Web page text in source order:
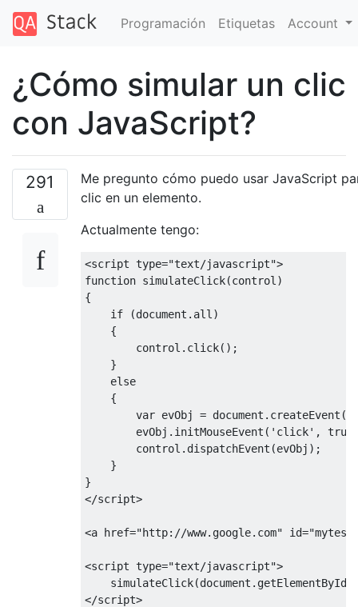
Programación Etiquetas Account
¿Cómo simular un clic
con JavaScript?
291
Me pregunto cómo puedo usar JavaScript
clic en un elemento.
Actualmente tengo:
<script type="text/javascript">
function simulateClick(control )
{
if
(document . all )
{
        control
. click();
}
else
{
var evObj = document . createEvent (
        evObj
. initMouseEvent ( 'click' , true
        control
. dispatchEvent (evObj );
}
}
</script>
<a href="http://www.google.com" id=
<script type="text/javascript">
    simulateClick
(document . getElementById
</script>